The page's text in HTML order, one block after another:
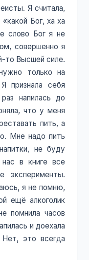
Я считала,
Бог, ха ха
слово Бог я не
совершенно я
то Высшей силе.
только на
признала себя
напилась до
что у меня
пить, а
Мне надо пить
не буду
в книге все
эксперименты.
я не помню,
ещё алкоголик
помнила часов
и доехала
это всегда